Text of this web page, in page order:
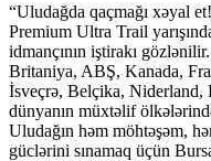
“Uludağda qaçmağı xəyal
Premium Ultra Trail
idmançının iştirakı
Britaniya, ABŞ, Kanada,
İsveçrə, Belçika, Niderland,
dünyanın müxtəlif
Uludağın həm möhtəşəm,
güclərini sınamaq üçün